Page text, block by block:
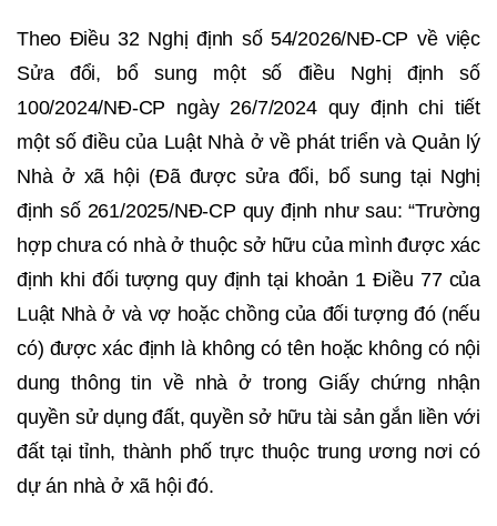
Theo Điều 32 Nghị định số 54/2026/NĐ-CP về việc
Sửa đổi, bổ sung một số điều Nghị định số
100/2024/NĐ-CP ngày 26/7/2024 quy định chi tiết
một số điều của Luật Nhà ở về phát triển và Quản lý
Nhà ở xã hội (Đã được sửa đổi, bổ sung tại Nghị
định số 261/2025/NĐ-CP quy định như sau: “Trường
hợp chưa có nhà ở thuộc sở hữu của mình được xác
định khi đối tượng quy định tại khoản 1 Điều 77 của
Luật Nhà ở và vợ hoặc chồng của đối tượng đó (nếu
có) được xác định là không có tên hoặc không có nội
dung thông tin về nhà ở trong Giấy chứng nhận
quyền sử dụng đất, quyền sở hữu tài sản gắn liền với
đất tại tỉnh, thành phố trực thuộc trung ương nơi có
dự án nhà ở xã hội đó.